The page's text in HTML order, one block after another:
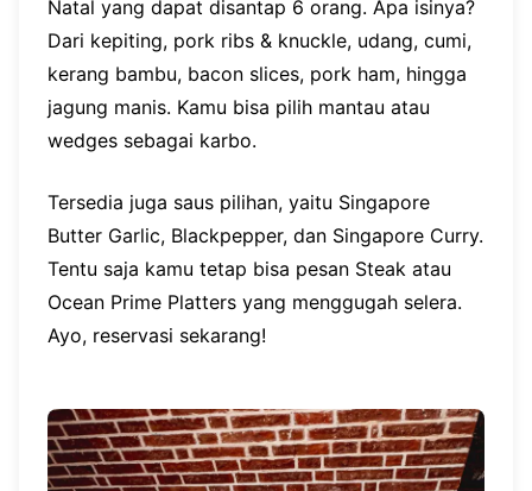
Natal yang dapat disantap 6 orang. Apa isinya?
Dari kepiting, pork ribs & knuckle, udang, cumi,
kerang bambu, bacon slices, pork ham, hingga
jagung manis. Kamu bisa pilih mantau atau
wedges sebagai karbo.
Tersedia juga saus pilihan, yaitu Singapore
Butter Garlic, Blackpepper, dan Singapore Curry.
Tentu saja kamu tetap bisa pesan Steak atau
Ocean Prime Platters yang menggugah selera.
Ayo, reservasi sekarang!